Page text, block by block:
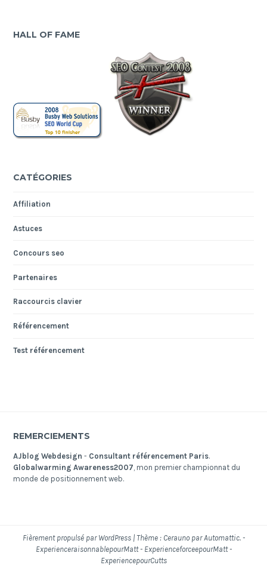
HALL OF FAME
CATÉGORIES
Affiliation
Astuces
Concours seo
Partenaires
Raccourcis clavier
Référencement
Test référencement
REMERCIEMENTS
AJblog Webdesign - Consultant référencement Paris.
Globalwarming Awareness2007, mon premier championnat du
monde de positionnement web.
Fièrement propulsé par WordPress | Thème : Cerauno par Automattic. -
ExperienceraisonnablepourMatt- ExperienceforceepourMatt-
ExperiencepourCutts